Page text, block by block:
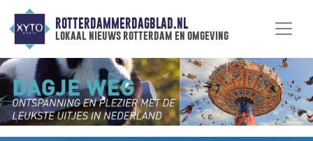
ROTTERDAMMERDAGBLAD.NL
lokaal nieuws rotterdam en omgeving